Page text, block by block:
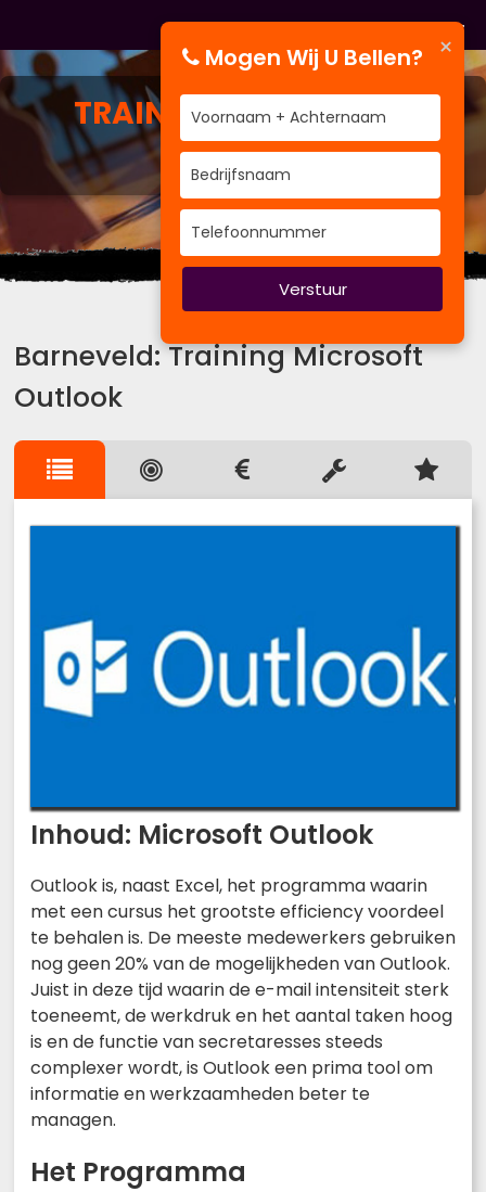
TRAININGMICROSOFT
OUTLOOK
Wij kennen de weg.
Barneveld: Training Microsoft
Outlook
Inhoud: Microsoft Outlook
Outlook is, naast Excel, het programma waarin
met een cursus het grootste efficiency voordeel
te behalen is. De meeste medewerkers gebruiken
nog geen 20% van de mogelijkheden van Outlook.
Juist in deze tijd waarin de e-mail intensiteit sterk
toeneemt, de werkdruk en het aantal taken hoog
is en de functie van secretaresses steeds
complexer wordt, is Outlook een prima tool om
informatie en werkzaamheden beter te
managen.
Het Programma
×
Mogen Wij U Bellen?
Verstuur